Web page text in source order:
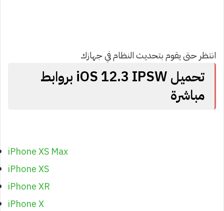
انتظر حتى يقوم بتحديث النظام في جهازك
تحميل iOS 12.3 IPSW بروابط
مباشرة
iPhone XS Max
iPhone XS
iPhone XR
iPhone X